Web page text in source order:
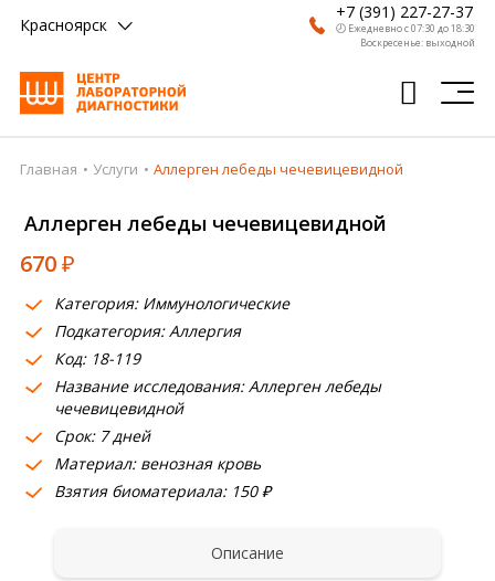
Красноярск
+7 (391) 227-27-37
🕗 Ежедневно с 07:30 до 18:30
Воскресенье: выходной
Главная
Анализы
Врачи
Получить результат
Пациентам
О компании
Где сдать
Партнерам
Главная Услуги Аллерген лебеды чечевицевидной
Аллерген лебеды чечевицевидной
670₽
Категория: Иммунологические
Подкатегория: Аллергия
Код: 18-119
Название исследования: Аллерген лебеды
чечевицевидной
Срок: 7 дней
Материал: венозная кровь
Взятия биоматериала: 150 ₽
Описание